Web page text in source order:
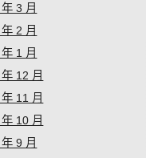
3 月
2 月
1 月
12 月
11 月
10 月
9 月